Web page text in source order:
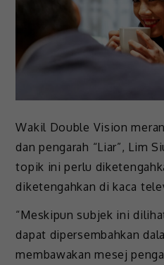
Wakil Double Vision
dan pengarah “Liar”, Lim
topik ini perlu
diketengahkan di kaca
“Meskipun subjek ini
dapat dipersembahkan
membawakan mesej